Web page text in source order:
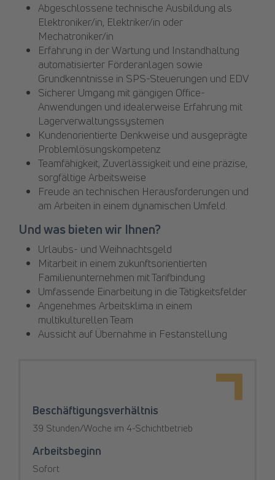
Abgeschlossene technische Ausbildung als
Elektroniker/in, Elektriker/in oder
Mechatroniker/in
Erfahrung in der Wartung und Instandhaltung
automatisierter Förderanlagen sowie
Grundkenntnisse in SPS-Steuerungen und EDV
Sicherer Umgang mit gängigen Office-
Anwendungen und idealerweise Erfahrung mit
Lagerverwaltungssystemen
Kundenorientierte Denkweise und ausgeprägte
Problemlösungskompetenz
Teamfähigkeit, Zuverlässigkeit und eine präzise,
sorgfältige Arbeitsweise
Freude an technischen Herausforderungen und
am Arbeiten in einem dynamischen Umfeld.
Und was bieten wir Ihnen?
Urlaubs- und Weihnachtsgeld
Mitarbeit in einem zukunftsorientierten
Familienunternehmen mit Tarifbindung
Umfassende Einarbeitung in die Tätigkeitsfelder
Angenehmes Arbeitsklima in einem
multikulturellen Team
Aussicht auf Übernahme in Festanstellung
Beschäftigungsverhältnis
39 Stunden/Woche im 4-Schichtbetrieb
Arbeitsbeginn
Sofort